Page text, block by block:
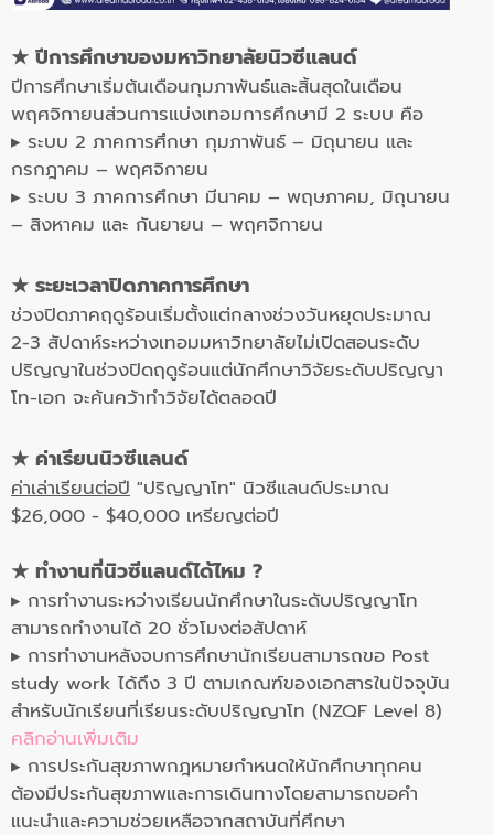
★ ปีการศึกษาของมหาวิทยาลัยนิวซีแลนด์
ปีการศึกษาเริ่มต้นเดือนกุมภาพันธ์และสิ้นสุดในเดือน
พฤศจิกายนส่วนการแบ่งเทอมการศึกษามี 2 ระบบ คือ
▸ ระบบ 2 ภาคการศึกษา กุมภาพันธ์ – มิถุนายน และ
กรกฎาคม – พฤศจิกายน
▸ ระบบ 3 ภาคการศึกษา มีนาคม – พฤษภาคม, มิถุนายน
– สิงหาคม และ กันยายน – พฤศจิกายน
★ ระยะเวลาปิดภาคการศึกษา
ช่วงปิดภาคฤดูร้อนเริ่มตั้งแต่กลางช่วงวันหยุดประมาณ
2-3 สัปดาห์ระหว่างเทอมมหาวิทยาลัยไม่เปิดสอนระดับ
ปริญญาในช่วงปิดฤดูร้อนแต่นักศึกษาวิจัยระดับปริญญา
โท-เอก จะค้นคว้าทำวิจัยได้ตลอดปี
★ ค่าเรียนนิวซีแลนด์
ค่าเล่าเรียนต่อปี "ปริญญาโท" นิวซีแลนด์ประมาณ
$26,000 - $40,000 เหรียญต่อปี
★ ทำงานที่นิวซีแลนด์ได้ไหม ?
▸ การทำงานระหว่างเรียนนักศึกษาในระดับปริญญาโท
สามารถทำงานได้ 20 ชั่วโมงต่อสัปดาห์
▸ การทำงานหลังจบการศึกษานักเรียนสามารถขอ Post
study work ได้ถึง 3 ปี ตามเกณฑ์ของเอกสารในปัจจุบัน
สำหรับนักเรียนที่เรียนระดับปริญญาโท (NZQF Level 8)
คลิกอ่านเพิ่มเติม
▸ การประกันสุขภาพกฎหมายกำหนดให้นักศึกษาทุกคน
ต้องมีประกันสุขภาพและการเดินทางโดยสามารถขอคำ
แนะนำและความช่วยเหลือจากสถาบันที่ศึกษา